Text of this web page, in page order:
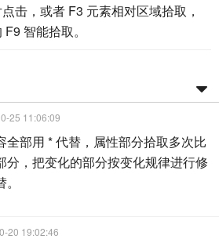
击，或者 F3 元素相对区域拾取，
智能拾取。
25 11:06:09
全部用 * 代替，属性部分拾取多次比
分，把变化的部分按变化规律进行修
20 19:02:46